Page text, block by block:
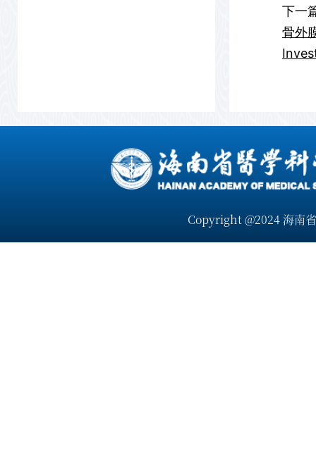
下一
骨外
Copyright @2024 海南